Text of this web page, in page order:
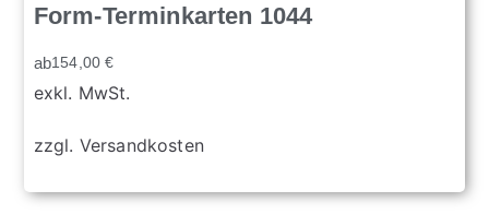
Form-Terminkarten 1044
ab154,00€
exkl. MwSt.
zzgl. Versandkosten